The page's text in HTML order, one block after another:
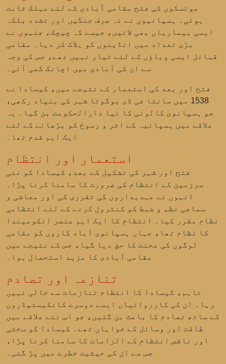
موئسکوں کی فتح مقامی آبادی کے لئے مہلک ثابت
ہوئی۔ ہسپانیوں نے نہ صرف جنگیں اور تشدد بلکہ
ایسی بیماریاں بھی لائیں، جیسے کہ چیچک، جنہوں نے
بڑی تعداد میں انڈینوں کو ہلاک کر دیا۔ مقامی
قبائل ایسی وباؤں کے لئے تیار نہیں تھے، جس کی وجہ
سے ان کی آبادی میں اچانک کمی آئی۔
فتح اور بعد کی استعمار کے نتیجے میں، کیسادا نے
1538 میں
سانتا فی ڈی بوگوتا شہر کی بنیاد رکھی،
جو ہسپانوی کالونی کا نیا دارالحکومت بن گیا۔ یہ
علاقے میں ہسپانیہ کے اثر و رسوخ کو بڑھانے کے لئے
ایک اہم قدم تھا۔
استعمار اور انتظام
فتح اور شہر کی تشکیل کے بعد، کیسادا کو نئی
سرزمین کے انتظام کی ضرورت کا سامنا کرنا پڑا۔
انہوں نے عہدیداروں کی تقرری کی اور معاشی و
سماجی نظم و ضبط کو کنٹرول کرنے کے لئے انتظامی
نظام مقرر کیا۔ انتظام کا ایک اہم عنصر
انکومیندا
کا نظام تھا، جہاں ہسپانوی آباد کاروں کو مقامی
لوگوں کی محنت کا حق دیا گیا، جس کے نتیجے میں
مقامی آبادی کا مزید استحصال ہوا۔
تنازعہ اور تصادم
تاہم، کیسادا کا انتظام تنازعات سے خالی نہیں
رہا۔ ان کی کارروائیاں ایسے دوسرے کانکیستیڈروں
کے ساتھ تصادم کا باعث بن گئیں، جو اس نئے علاقے میں
طاقت اور وسائل کے خواہاں تھے۔ کیسادا کو سختی
اور ناقص انتظام کے الزامات کا سامنا کرنا پڑا،
جس سے ان کی حیثیت خطرے میں پڑ گئی۔